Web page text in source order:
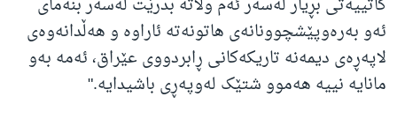
ئەو بەرەوپێشچوونانەی هاتونەتە ئاراوە و هەڵدانەوەی
لاپەڕەی دیمەنە تاریکەکانی ڕابردووی عێراق، ئەمە بەو
مانایە نییە هەموو شتێک لەوپەڕی باشیدایە."